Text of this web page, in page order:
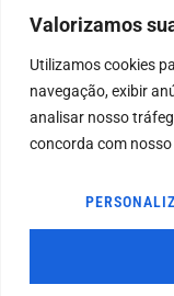
Valorizamos
Utilizamos cookies
navegação, exibir
analisar nosso
concorda com nosso
© COPYRIGHT2026→